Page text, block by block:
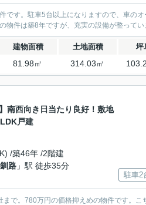
です。駐車5台以上になりますので、車の
件は築8年ですが、充実の設備が整ってい
建物面積 土地面積 坪
81.98㎡ 314.03㎡
南西向き日当たり良好！敷地
戸建
/築46年 /2階建
路 」駅 徒歩35分
駐車2
で。780万円の価格抑えめの物件です。